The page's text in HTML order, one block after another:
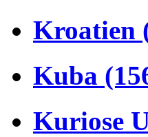
Kroatien
Kuba
Kuriose